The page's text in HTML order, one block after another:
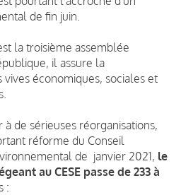
de fin juin.
la troisième assemblée
il assure la
économiques, sociales et
de sérieuses réorganisations,
réforme du Conseil
de janvier 2021, le
au CESE passe de 233 à
: